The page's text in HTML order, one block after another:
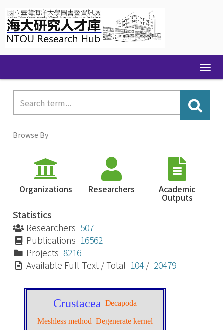
navigation
Browse By
Organizations Researchers Academic
Outputs
Statistics
Researchers 507
Publications 16562
Projects 8216
Available Full-Text / Total 104 / 20479